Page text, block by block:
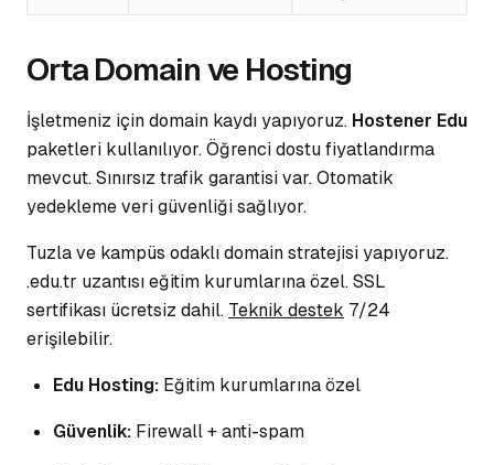
Orta Domain ve Hosting
İşletmeniz için domain kaydı yapıyoruz. Hostener Edu
paketleri kullanılıyor. Öğrenci dostu fiyatlandırma
mevcut. Sınırsız trafik garantisi var.Otomatik
yedeklemeveri güvenliği sağlıyor.
Tuzla ve kampüs odaklı domain stratejisi yapıyoruz.
.edu.tr uzantısı eğitim kurumlarına özel. SSL
sertifikası ücretsiz dahil. Teknik destek 7/24
erişilebilir.
Edu Hosting: Eğitim kurumlarına özel
Güvenlik: Firewall + anti-spam